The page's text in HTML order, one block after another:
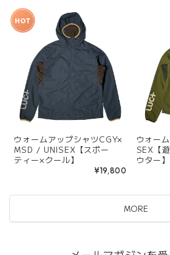
ウォームアップシャツCGY×
MSD / UNISEX【スポー
ティー×クール】
¥19,800
ウォー
SEX【
ウター】
MORE